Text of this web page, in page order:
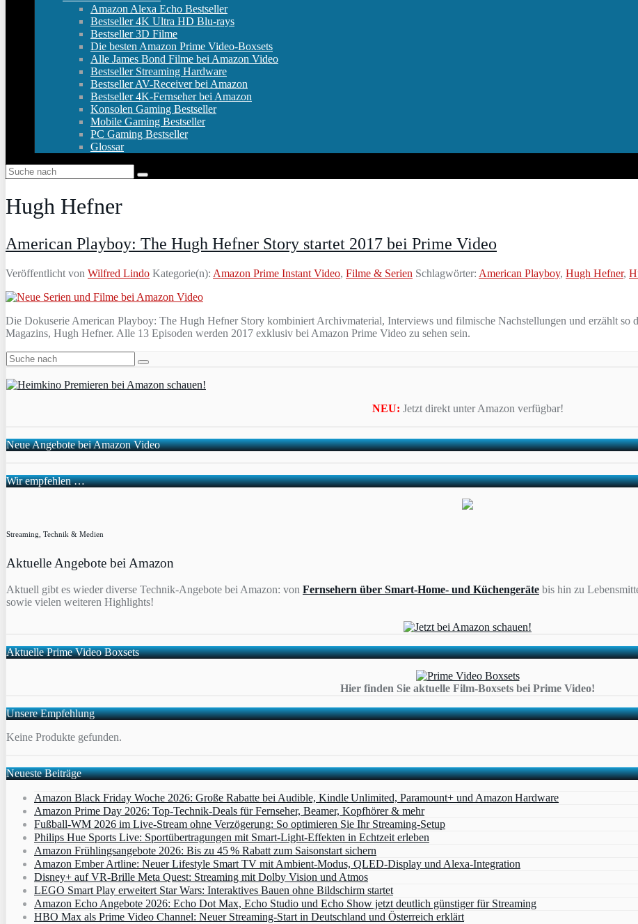
Amazon Alexa Echo Bestseller
Bestseller 4K Ultra HD Blu-rays
Bestseller 3D Filme
Die besten Amazon Prime Video-Boxsets
Alle James Bond Filme bei Amazon Video
Bestseller Streaming Hardware
Bestseller AV-Receiver bei Amazon
Bestseller 4K-Fernseher bei Amazon
Konsolen Gaming Bestseller
Mobile Gaming Bestseller
PC Gaming Bestseller
Glossar
Hugh Hefner
American Playboy: The Hugh Hefner Story startet 2017 bei Prime Video
Veröffentlicht von Wilfred Lindo Kategorie(n): Amazon Prime Instant Video, Filme & Serien Schlagwörter: American Playboy, Hugh Hefner,
Die Dokuserie American Playboy: The Hugh Hefner Story kombiniert Archivmaterial, Interviews und filmische Nachstellungen und erzählt so
Magazins, Hugh Hefner. Alle 13 Episoden werden 2017 exklusiv bei Amazon Prime Video zu sehen sein.
NEU: Jetzt direkt unter Amazon verfügbar!
Neue Angebote bei Amazon Video
Wir empfehlen …
Streaming, Technik & Medien
Aktuelle Angebote bei Amazon
Aktuell gibt es wieder diverse Technik-Angebote bei Amazon: von Fernsehern über Smart-Home- und Küchengeräte bis hin zu
sowie vielen weiteren Highlights!
Aktuelle Prime Video Boxsets
Hier finden Sie aktuelle Film-Boxsets bei Prime Video!
Unsere Empfehlung
Keine Produkte gefunden.
Neueste Beiträge
Amazon Black Friday Woche 2026: Große Rabatte bei Audible, Kindle Unlimited, Paramount+ und Amazon Hardware
Amazon Prime Day 2026: Top-Technik-Deals für Fernseher, Beamer, Kopfhörer & mehr
Fußball-WM 2026 im Live-Stream ohne Verzögerung: So optimieren Sie Ihr Streaming-Setup
Philips Hue Sports Live: Sportübertragungen mit Smart‑Light‑Effekten in Echtzeit erleben
Amazon Frühlingsangebote 2026: Bis zu 45 % Rabatt zum Saisonstart sichern
Amazon Ember Artline: Neuer Lifestyle Smart TV mit Ambient‑Modus, QLED‑Display und Alexa‑Integration
Disney+ auf VR-Brille Meta Quest: Streaming mit Dolby Vision und Atmos
LEGO Smart Play erweitert Star Wars: Interaktives Bauen ohne Bildschirm startet
Amazon Echo Angebote 2026: Echo Dot Max, Echo Studio und Echo Show jetzt deutlich günstiger für Streaming
HBO Max als Prime Video Channel: Neuer Streaming‑Start in Deutschland und Österreich erklärt